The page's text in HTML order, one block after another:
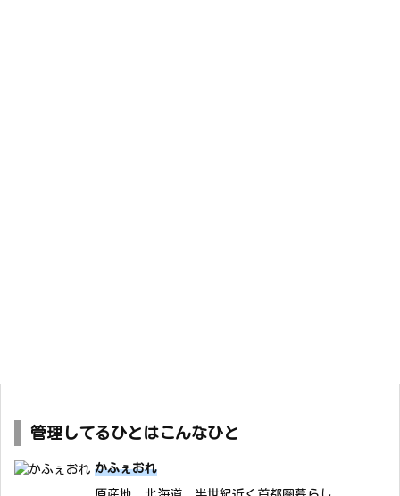
管理してるひとはこんなひと
かふぇおれ